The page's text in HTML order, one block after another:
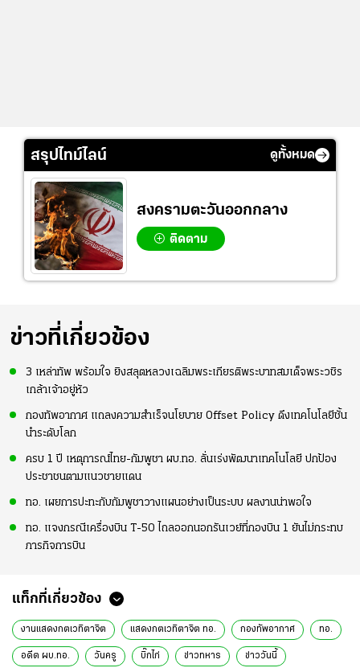
สรุปไทม์ไลน์ ดูทั้งหมด
สงครามตะวันออกกลาง
ติดตาม
ข่าวที่เกี่ยวข้อง
3 เหล่าทัพ พร้อมใจ ยิงสลุตหลวงเฉลิมพระเกียรติพระบาทสมเด็จพระวชิร
เกล้าเจ้าอยู่หัว
กองทัพอากาศ แถลงความสำเร็จนโยบาย Offset Policy ดึงเทคโนโลยีชั้น
นำระดับโลก
ครบ 1 ปี เหตุการณ์ไทย-กัมพูชา ผบ.ทอ. ลั่นเร่งพัฒนาเทคโนโลยี ปกป้อง
ประชาชนตามแนวชายแดน
ทอ. เผยการปะทะกับกัมพูชาวางแผนอย่างเป็นระบบ ผลงานน่าพอใจ
ทอ. แจงกรณีเครื่องบิน T-50 ไถลออกนอกรันเวย์ที่กองบิน 1 ยันไม่กระทบ
ภารกิจการบิน
แท็กที่เกี่ยวข้อง
งานแสดงกตเวทิตาจิต แสดงกตเวทิตาจิต ทอ. กองทัพอากาศ ทอ.
อดีต ผบ.ทอ. วันครู บิ๊กไก่ ข่าวทหาร ข่าววันนี้